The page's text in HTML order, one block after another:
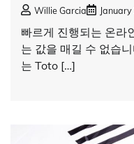
Willie Garcia
빠르게 진행되는 온라
는 값을 매길 수 없습
는 Toto […]